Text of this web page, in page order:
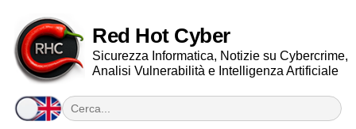
Red Hot Cyber
Sicurezza Informatica, Notizie su Cybercrime,
Analisi Vulnerabilità e Intelligenza Artificiale